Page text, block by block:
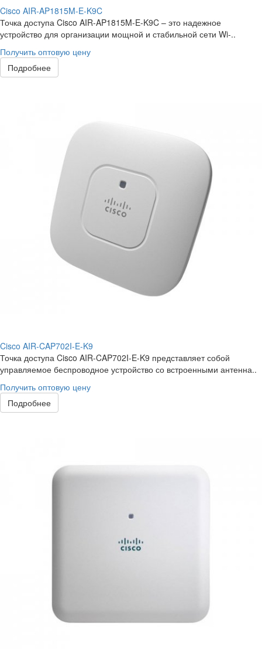
Cisco AIR-AP1815M-E-K9C
Точка доступа Cisco AIR-AP1815M-E-K9C – это надежное
устройство для организации мощной и стабильной сети Wi-..
Получить оптовую цену
Подробнее
Cisco AIR-CAP702I-E-K9
Точка доступа Cisco AIR-CAP702I-E-K9 представляет собой
управляемое беспроводное устройство со встроенными антенна..
Получить оптовую цену
Подробнее